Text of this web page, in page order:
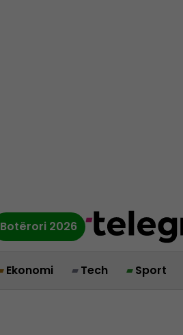
Botërori 2026
Ekonomi Tech Sport